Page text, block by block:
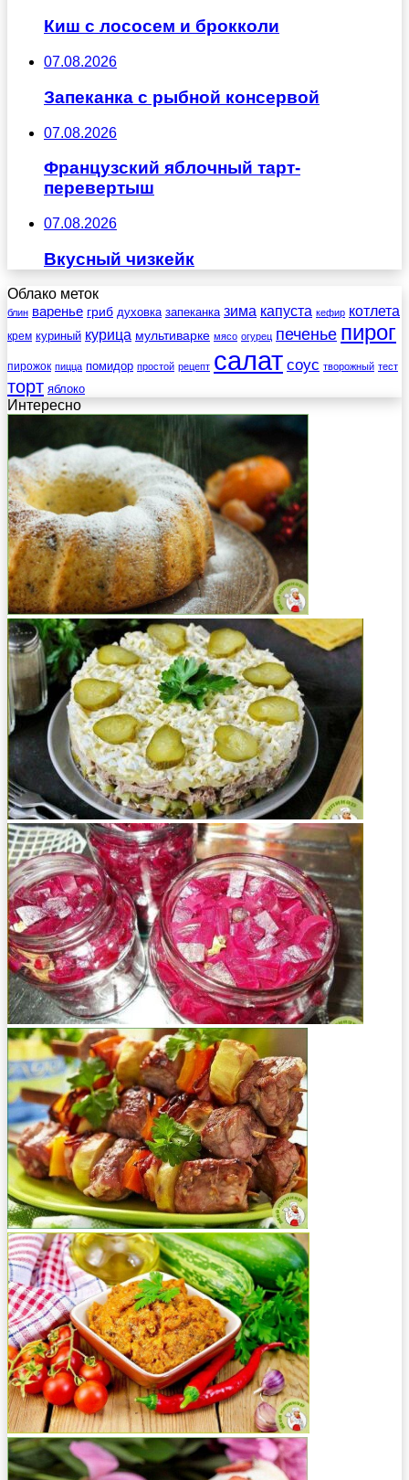
Киш с лососем и брокколи
07.08.2026
Запеканка с рыбной консервой
07.08.2026
Французский яблочный тарт-
перевертыш
07.08.2026
Вкусный чизкейк
Облако меток
блин варенье гриб духовка запеканка зима капуста кефир котлета
крем куриный курица мультиварке мясо огурец печенье пирог
пирожок пицца помидор простой рецепт салат соус творожный тест
торт яблоко
Интересно